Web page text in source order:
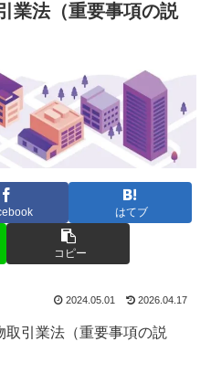
業法（重要事項の説
はてブ
コピー
2024.05.01 2026.04.17
引業法（重要事項の説